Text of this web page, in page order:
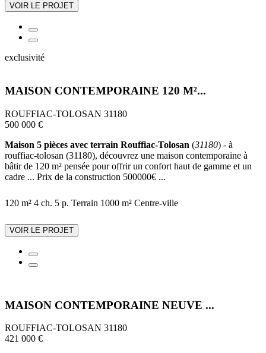
VOIR LE PROJET
exclusivité
MAISON CONTEMPORAINE 120 M²...
ROUFFIAC-TOLOSAN 31180
500 000 €
Maison 5 pièces avec terrain Rouffiac-Tolosan (31180) - à
rouffiac-tolosan (31180), découvrez une maison contemporaine à
bâtir de 120 m² pensée pour offrir un confort haut de gamme et un
cadre ... Prix de la construction 500000€ ...
120 m² 4 ch. 5 p. Terrain 1000 m² Centre-ville
VOIR LE PROJET
MAISON CONTEMPORAINE NEUVE ...
ROUFFIAC-TOLOSAN 31180
421 000 €